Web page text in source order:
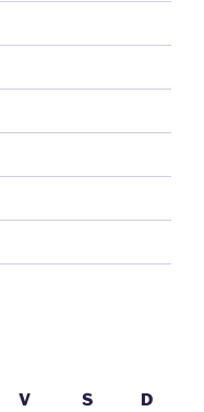
V S D